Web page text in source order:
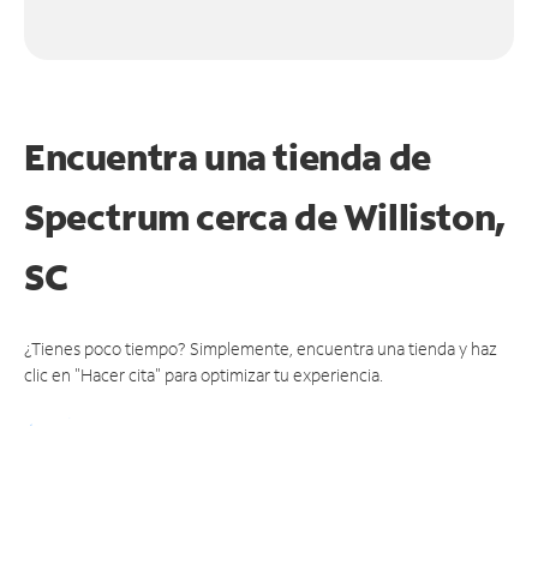
Encuentra una tienda de
Spectrumcerca de Williston,
SC
¿Tienes poco tiempo? Simplemente, encuentra una tienda y haz
clic en "Hacer cita" para optimizar tu experiencia.